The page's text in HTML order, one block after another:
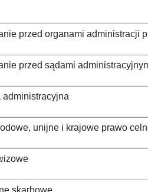
przed organami administracji
przed sądami
administracyjna
unijne i krajowe prawo
skarbowe